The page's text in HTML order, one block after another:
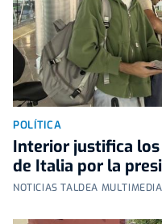
POLÍTICA
Interior justifica
de Italia por la
NOTICIAS TALDEA MULTIMEDIA